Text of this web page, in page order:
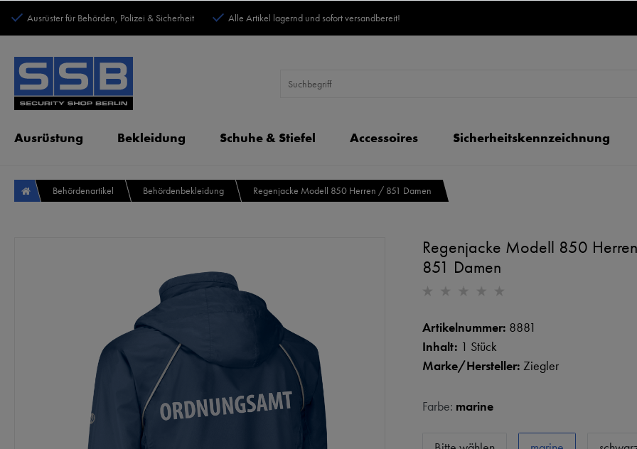
Ausrüster für Behörden, Polizei & Sicherheit Alle Artikel lagernd und sofort versandbereit!
Ausrüstung Bekleidung Schuhe & Stiefel Accessoires Sicherheitskennzeichnung
Behördenartikel Behördenbekleidung Regenjacke Modell 850 Herren / 851 Damen
Regenjacke Modell 850
851 Damen
Artikelnummer: 8881
Inhalt: 1 Stück
Marke/Hersteller: Ziegler
Farbe: marine